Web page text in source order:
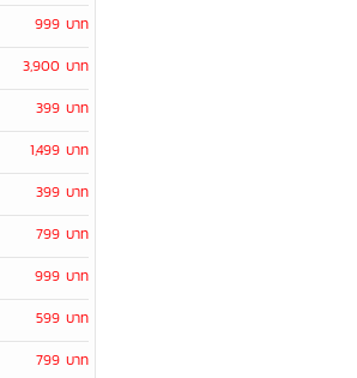
999 บาท
3,900 บาท
399 บาท
1,499 บาท
399 บาท
799 บาท
999 บาท
599 บาท
799 บาท